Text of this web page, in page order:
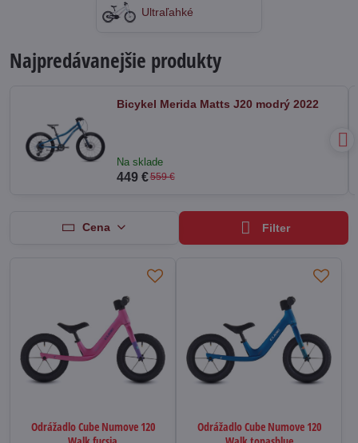
Ultraľahké
Najpredávanejšie produkty
Bicykel Merida Matts J20 modrý 2022
Na sklade
449 €559 €
Cena Filter
Odrážadlo Cube Numove 120
Odrážadlo Cube Numove 120